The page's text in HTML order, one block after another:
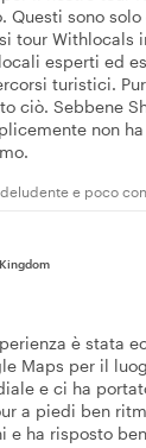
Questi sono
tour Withlocals
esperti ed
turistici.
ciò. Sebbene
non
e poco
è stata
Maps per il
e ci ha
a piedi ben
e ha risposto